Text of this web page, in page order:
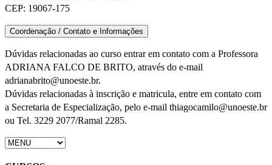
CEP: 19067-175
Coordenação / Contato e Informações
Dúvidas relacionadas ao curso entrar em contato com a Professora
ADRIANA FALCO DE BRITO, através do e-mail
adrianabrito@unoeste.br.
Dúvidas relacionadas à inscrição e matricula, entre em contato com
a Secretaria de Especialização, pelo e-mail thiagocamilo@unoeste.br
ou Tel. 3229 2077/Ramal 2285.